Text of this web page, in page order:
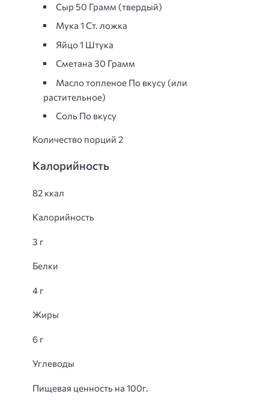
Сыр 50 Грамм (твердый)
Мука 1 Ст. ложка
Яйцo 1 Штука
Сметанa 30 Грамм
Масло топленое По вкусу (или
растительное)
Соль По вкусу
Количество порций 2
Калорийность
82 ккал
Калорийность
3 г
Белки
4 г
Жиры
6 г
Углеводы
Пищевая ценность на 100г.